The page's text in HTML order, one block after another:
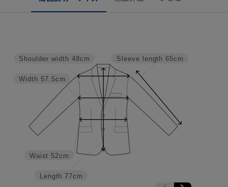
Sleeve length 65cm
Length 77cm
Waist 52cm
Width 57.5cm
Shoulder width 48cm